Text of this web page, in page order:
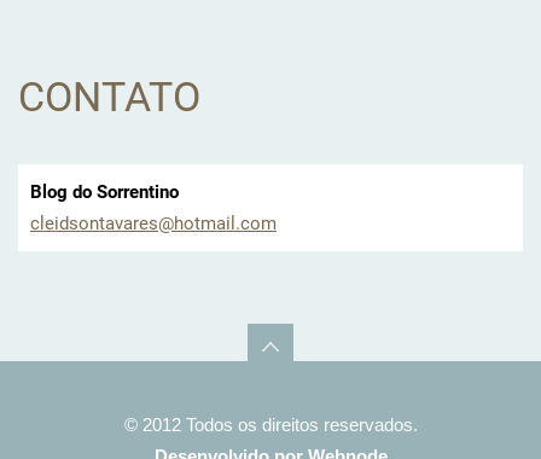
CONTATO
Blog do Sorrentino
cleidsontavares@hotmail.com
© 2012 Todos os direitos reservados.